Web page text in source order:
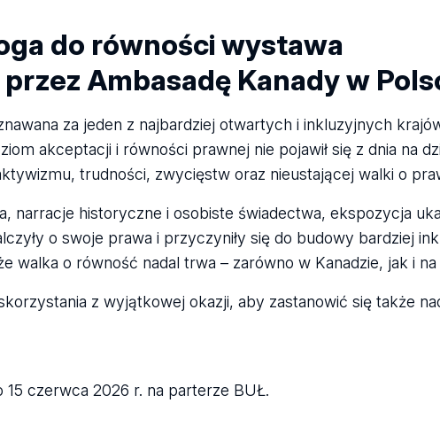
do równości wystawa
Ambasadę Kanady w
za jeden z najbardziej otwartych i inkluzyjnych
akceptacji i równości prawnej nie pojawił się z dnia na
trudności, zwycięstw oraz nieustającej walki o
narracje historyczne i osobiste świadectwa, ekspozycja
o swoje prawa i przyczyniły się do budowy bardziej
walka o równość nadal trwa – zarówno w Kanadzie, jak i na
z wyjątkowej okazji, aby zastanowić się także
czerwca 2026 r. na parterze BUŁ.